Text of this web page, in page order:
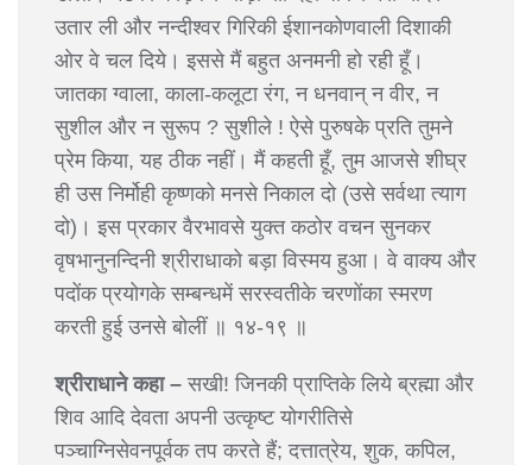
उतार ली और नन्दीश्वर गिरिकी ईशानकोणवाली दिशाकी
ओर वे चल दिये। इससे मैं बहुत अनमनी हो रही हूँ।
जातका ग्वाला, काला-कलूटा रंग, न धनवान् न वीर, न
सुशील और न सुरूप ? सुशीले ! ऐसे पुरुषके प्रति तुमने
प्रेम किया, यह ठीक नहीं। मैं कहती हूँ, तुम आजसे शीघ्र
ही उस निर्मोही कृष्णको मनसे निकाल दो (उसे सर्वथा त्याग
दो)। इस प्रकार वैरभावसे युक्त कठोर वचन सुनकर
वृषभानुनन्दिनी श्रीराधाको बड़ा विस्मय हुआ। वे वाक्य और
पदोंक प्रयोगके सम्बन्धमें सरस्वतीके चरणोंका स्मरण
करती हुई उनसे बोलीं ॥ १४-१९ ॥
श्रीराधाने कहा – सखी! जिनकी प्राप्तिके लिये ब्रह्मा और
शिव आदि देवता अपनी उत्कृष्ट योगरीतिसे
पञ्चाग्निसेवनपूर्वक तप करते हैं; दत्तात्रेय, शुक, कपिल,